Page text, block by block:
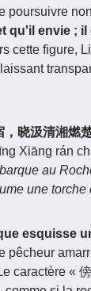
poursuivre
qu'il envie ;
cette figure,
晓汲清湘燃
Xiāng rán
au
une
esquisse
pêcheur
caractère «